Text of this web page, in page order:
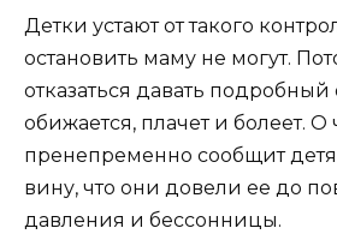
Детки устают от такого
остановить маму не могут.
отказаться давать подробный
обижается, плачет и болеет. О
пренепременно сообщит
вину, что они довели ее до
давления и бессонницы.